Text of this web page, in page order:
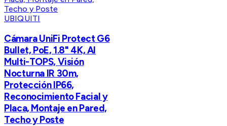
UBIQUITI
Cámara UniFi Protect G6
Bullet, PoE, 1.8" 4K, AI
Multi-TOPS, Visión
Nocturna IR 30m,
Protección IP66,
Reconocimiento Facial y
Placa, Montaje en Pared,
Techo y Poste